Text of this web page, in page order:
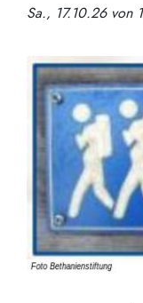
Sa., 17.10.26 von